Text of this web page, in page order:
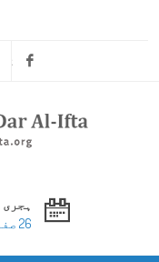
ہجری
26 صفر 1448